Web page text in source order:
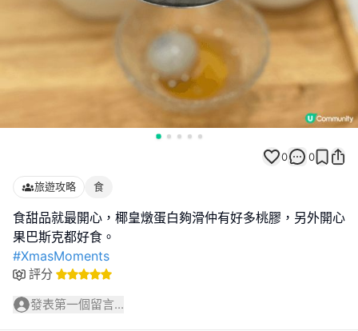
0 0
旅遊攻略 食
食甜品就最開心，椰皇燉蛋白夠滑仲有好多桃膠，另外開心
#XmasMoments
評分
發表第一個留言...